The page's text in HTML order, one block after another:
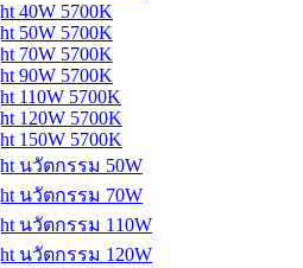
40W 5700K
50W 5700K
70W 5700K
90W 5700K
110W 5700K
120W 5700K
150W 5700K
นวัตกรรม 50W
นวัตกรรม 70W
นวัตกรรม 110W
นวัตกรรม 120W